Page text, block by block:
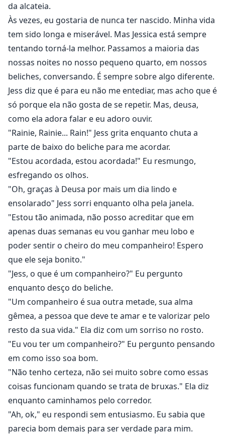
da alcateia.
Às vezes, eu gostaria de nunca ter nascido. Minha vida
tem sido longa e miserável. Mas Jessica está sempre
tentando torná-la melhor. Passamos a maioria das
nossas noites no nosso pequeno quarto, em nossos
beliches, conversando. É sempre sobre algo diferente.
Jess diz que é para eu não me entediar, mas acho que é
só porque ela não gosta de se repetir. Mas, deusa,
como ela adora falar e eu adoro ouvir.
"Rainie, Rainie... Rain!" Jess grita enquanto chuta a
parte de baixo do beliche para me acordar.
"Estou acordada, estou acordada!" Eu resmungo,
esfregando os olhos.
"Oh, graças à Deusa por mais um dia lindo e
ensolarado" Jess sorri enquanto olha pela janela.
"Estou tão animada, não posso acreditar que em
apenas duas semanas eu vou ganhar meu lobo e
poder sentir o cheiro do meu companheiro! Espero
que ele seja bonito."
"Jess, o que é um companheiro?" Eu pergunto
enquanto desço do beliche.
"Um companheiro é sua outra metade, sua alma
gêmea, a pessoa que deve te amar e te valorizar pelo
resto da sua vida." Ela diz com um sorriso no rosto.
"Eu vou ter um companheiro?" Eu pergunto pensando
em como isso soa bom.
"Não tenho certeza, não sei muito sobre como essas
coisas funcionam quando se trata de bruxas." Ela diz
enquanto caminhamos pelo corredor.
"Ah, ok," eu respondi sem entusiasmo. Eu sabia que
parecia bom demais para ser verdade para mim.